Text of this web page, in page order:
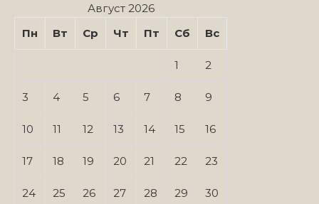
Август 2026
Пн
Вт Ср Чт Пт Сб Вс
1 2
3 4 5 6 7 8 9
10 11 12 13 14 15 16
17 18 19 20 21 22 23
24 25 26 27 28 29 30